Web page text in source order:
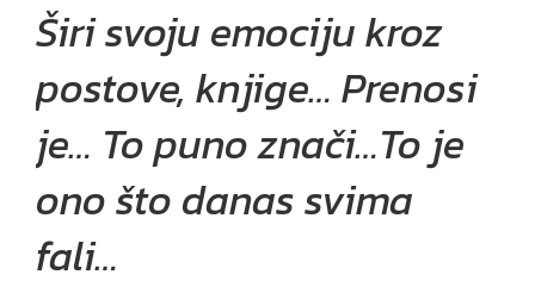
Širi svoju emociju kroz
postove, knjige… Prenosi
je… To puno znači…To je
ono što danas svima
fali…